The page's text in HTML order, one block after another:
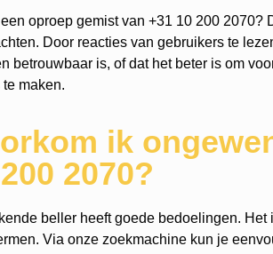
oproep gemist van +31 10 200
Door reacties van gebruikers te
betrouwbaar is, of dat het beter is om
maken.
ik
2070?
beller heeft goede bedoelingen.
Via onze zoekmachine kun je